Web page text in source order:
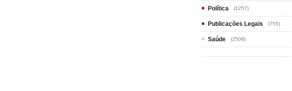
Política (1257)
Publicações Legais (755)
Saúde (2508)